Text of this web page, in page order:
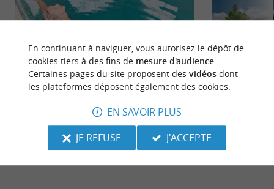
Les thermes et spas des Landes : entre
sources miraculeuses et parenthèses
1,7 km - Dax
Détente
Les arènes
Culturelle
En continuant à naviguer, vous autorisez le dépôt de
cookies tiers à des fins de mesure d'audience.
Certaines pages du site proposent des vidéosdont
les plateformes déposent également des cookies.
EN SAVOIR PLUS
JE REFUSE
J'ACCEPTE